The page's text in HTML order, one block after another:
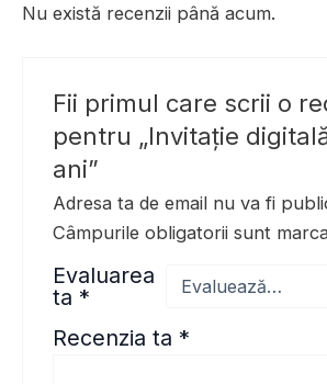
Nu există recenzii până acum.
Fii primul care scrii o
pentru „Invitație
ani”
Adresa ta de email nu va fi
Câmpurile obligatorii sunt
Evaluarea
ta *
Recenzia ta *